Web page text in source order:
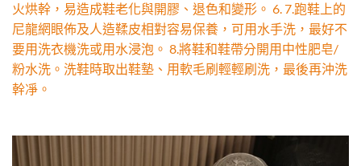
火烘幹，易造成鞋老化與開膠、退色和變形。 6. 7.跑鞋上的
尼龍網眼佈及人造鞣皮相對容易保養，可用水手洗，最好不
要用洗衣機洗或用水浸泡。 8.將鞋和鞋帶分開用中性肥皂/
粉水洗。洗鞋時取出鞋墊、用軟毛刷輕輕刷洗，最後再沖洗
幹凈。